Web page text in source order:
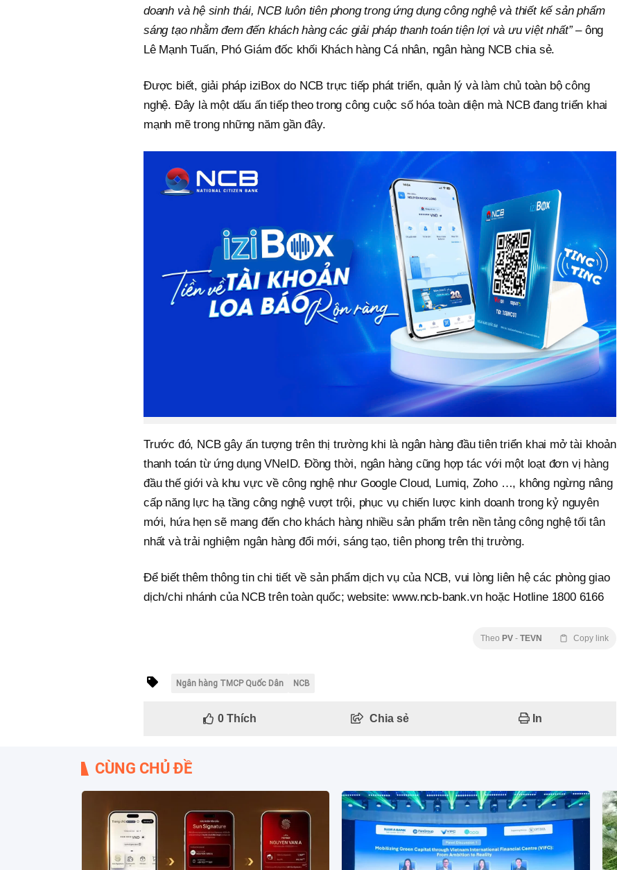
doanh và hệ sinh thái, NCB luôn tiên phong trong ứng dụng công nghệ và thiết kế sản phẩm
sáng tạo nhằm đem đến khách hàng các giải pháp thanh toán tiện lợi và ưu việt nhất” – ông
Lê Mạnh Tuấn, Phó Giám đốc khối Khách hàng Cá nhân, ngân hàng NCB chia sẻ.
Được biết, giải pháp iziBox do NCB trực tiếp phát triển, quản lý và làm chủ toàn bộ công
nghệ. Đây là một dấu ấn tiếp theo trong công cuộc số hóa toàn diện mà NCB đang triển khai
mạnh mẽ trong những năm gần đây.
Trước đó, NCB gây ấn tượng trên thị trường khi là ngân hàng đầu tiên triển khai mở tài khoản
thanh toán từ ứng dụng VNeID. Đồng thời, ngân hàng cũng hợp tác với một loạt đơn vị hàng
đầu thế giới và khu vực về công nghệ như Google Cloud, Lumiq, Zoho …, không ngừng nâng
cấp năng lực hạ tầng công nghệ vượt trội, phục vụ chiến lược kinh doanh trong kỷ nguyên
mới, hứa hẹn sẽ mang đến cho khách hàng nhiều sản phẩm trên nền tảng công nghệ tối tân
nhất và trải nghiệm ngân hàng đổi mới, sáng tạo, tiên phong trên thị trường.
Để biết thêm thông tin chi tiết về sản phẩm dịch vụ của NCB, vui lòng liên hệ các phòng giao
dịch/chi nhánh của NCB trên toàn quốc; website: www.ncb-bank.vn hoặc Hotline 1800 6166
Theo PV - TEVN Copy link
Ngân hàng TMCP Quốc Dân NCB
0Thích Chia sẻ In
CÙNG CHỦ ĐỀ